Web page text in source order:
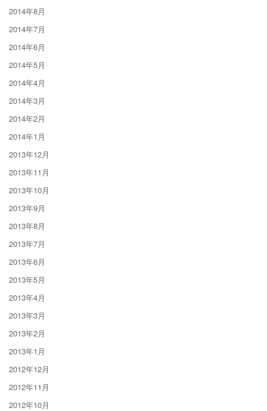
2014年8月
2014年7月
2014年6月
2014年5月
2014年4月
2014年3月
2014年2月
2014年1月
2013年12月
2013年11月
2013年10月
2013年9月
2013年8月
2013年7月
2013年6月
2013年5月
2013年4月
2013年3月
2013年2月
2013年1月
2012年12月
2012年11月
2012年10月